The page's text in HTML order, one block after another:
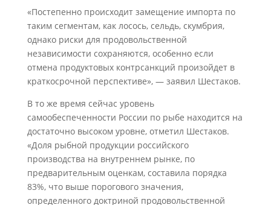
«Постепенно происходит замещение импорта по
таким сегментам, как лосось, сельдь, скумбрия,
однако риски для продовольственной
независимости сохраняются, особенно если
отмена продуктовых контрсанкций произойдет в
краткосрочной перспективе», — заявил Шестаков.
В то же время сейчас уровень
самообеспеченности России по рыбе находится на
достаточно высоком уровне, отметил Шестаков.
«Доля рыбной продукции российского
производства на внутреннем рынке, по
предварительным оценкам, составила порядка
83%, что выше порогового значения,
определенного доктриной продовольственной